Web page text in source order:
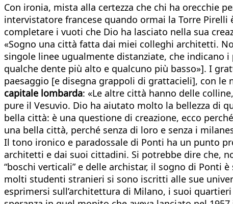
Con ironia, mista alla certezza che chi ha orecchie
intervistatore francese quando ormai la Torre Pirelli
completare i vuoti che Dio ha lasciato nella sua
«Sogno una città fatta dai miei colleghi architetti.
singole linee ugualmente distanziate, che indicano
qualche dente più alto e qualcuno più basso»]. I
paesaggio [e disegna grappoli di grattacieli], con le
capitale lombarda: «Le altre città hanno delle
pure il Vesuvio. Dio ha aiutato molto la bellezza di
bella città: è una questione di creazione, ecco
una bella città, perché senza di loro e senza i
Il tono ironico e paradossale di Ponti ha un punto
architetti e dai suoi cittadini. Si potrebbe dire che,
“boschi verticali” e delle archistar, il sogno di Ponti
molti studenti stranieri si sono iscritti alle sue
esprimersi sull’architettura di Milano, i suoi